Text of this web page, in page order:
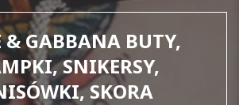
& GABBANA BUTY,
SNIKERSY,
SKORA